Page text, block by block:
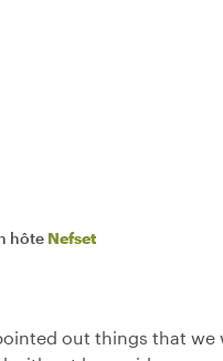
hôte Nefset
out things that we